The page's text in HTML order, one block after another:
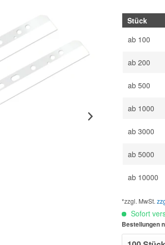
Stück
ab 100
ab200
ab500
ab 1000
ab3000
ab5000
ab 10000
*zzgl. MwSt.
Sofort
Bestellungen